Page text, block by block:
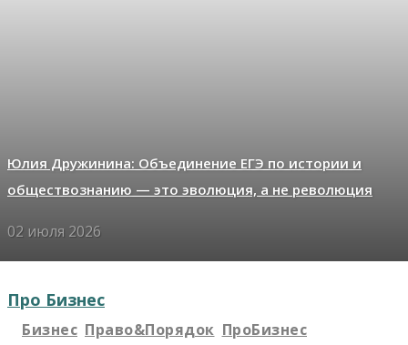
Юлия Дружинина: Объединение ЕГЭ по истории и
обществознанию — это эволюция, а не революция
02 июля 2026
Про Бизнес
Бизнес Право&Порядок ПроБизнес